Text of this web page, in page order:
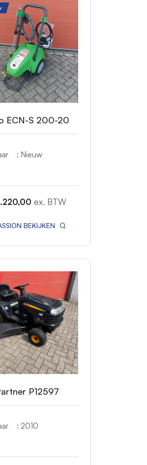
ECN-S 200-20
: Nieuw
ex. BTW
BEKIJKEN
P12597
: 2010